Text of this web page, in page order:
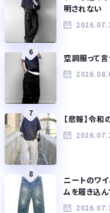
明されない
6
空調服って
7
【悲報】令和
8
ニートのワ
ムを履き込